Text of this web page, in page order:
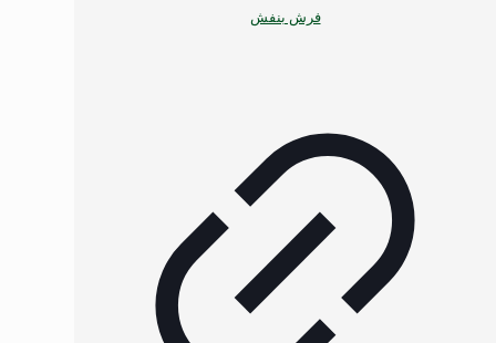
فرش بنفش